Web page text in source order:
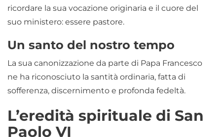
ricordare la sua vocazione originaria e il cuore del
suo ministero: essere pastore.
Un santo del nostro tempo
La sua canonizzazione da parte di Papa Francesco
ne ha riconosciuto la santità ordinaria, fatta di
sofferenza, discernimento e profonda fedeltà.
L’eredità spirituale di San
Paolo VI